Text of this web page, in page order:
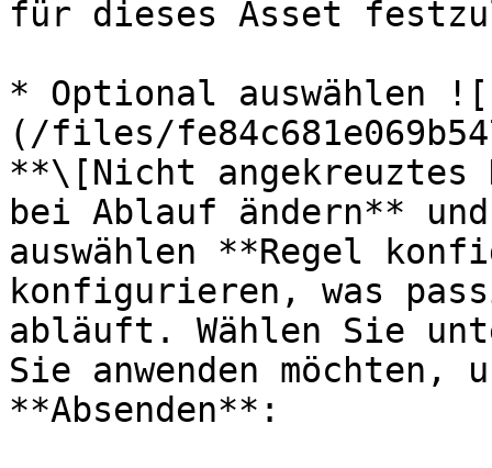
für dieses Asset
* Optional auswählen
(/files/
**\[Nicht angekreuztes
bei Ablauf ändern**
auswählen **Regel
konfigurieren, was
abläuft. Wählen Sie
Sie anwenden
**Absenden**: